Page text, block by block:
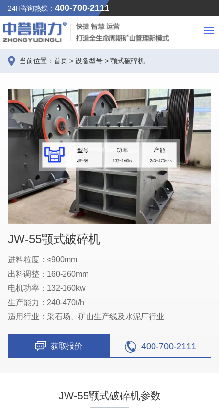
24H咨询热线： 400-700-2111
当前位置： 首页 > 设备型号 > 颚式破碎机
JW-55颚式破碎机
进料粒度：≤900mm
出料调整：160-260mm
电机功率：132-160kw
生产能力：240-470t/h
适用行业：采石场、矿山生产线及水泥厂行业
获取报价 400-700-2111
JW-55颚式破碎机参数